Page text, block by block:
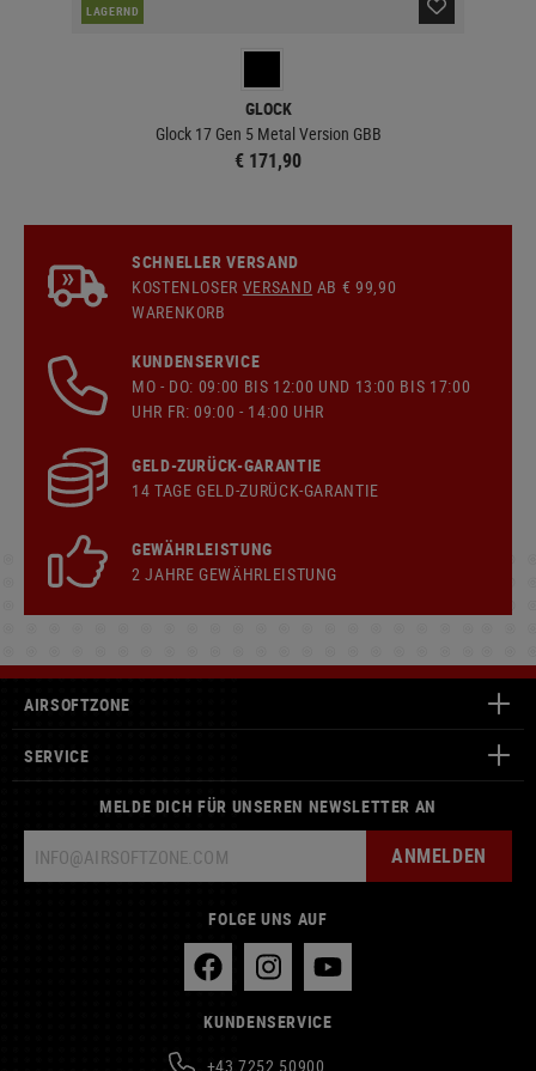
LAGERND
GLOCK
Glock 17 Gen 5 Metal Version GBB
€ 171,90
SCHNELLER VERSAND
KOSTENLOSER VERSAND AB € 99,90
WARENKORB
KUNDENSERVICE
MO - DO: 09:00 BIS 12:00 UND 13:00 BIS 17:00
UHR FR: 09:00 - 14:00 UHR
GELD-ZURÜCK-GARANTIE
14 TAGE GELD-ZURÜCK-GARANTIE
GEWÄHRLEISTUNG
2 JAHRE GEWÄHRLEISTUNG
AIRSOFTZONE
SERVICE
MELDE DICH FÜR UNSEREN NEWSLETTER AN
ANMELDEN
FOLGE UNS AUF
KUNDENSERVICE
+43 7252 50900